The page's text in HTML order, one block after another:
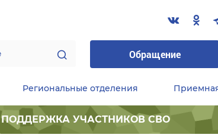
Обращение
Региональные отделения
ПОДДЕРЖКА УЧАСТНИКОВ СВО